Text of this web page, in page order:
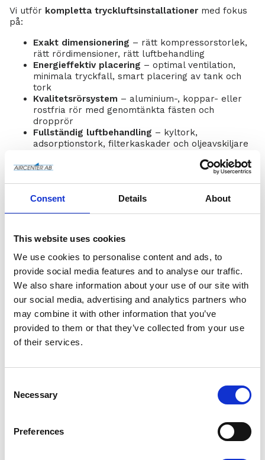
Consent Details About
This website uses cookies
We use cookies to personalise content and ads, to
provide social media features and to analyse our traffic.
We also share information about your use of our site with
our social media, advertising and analytics partners who
may combine it with other information that you’ve
provided to them or that they’ve collected from your use
of their services.
Necessary
Preferences
Vi utför kompletta tryckluftsinstallationer med fokus
på:
Exakt dimensionering – rätt kompressorstorlek,
rätt rördimensioner, rätt luftbehandling
Energieffektiv placering – optimal ventilation,
minimala tryckfall, smart placering av tank och
tork
Kvalitetsrörsystem – aluminium-, koppar- eller
rostfria rör med genomtänkta fästen och
dropprör
Fullständig luftbehandling – kyltork,
adsorptionstork, filterkaskader och oljeavskiljare
Säker el- och styrsystem
dimensionerad matning, varvtalsstyrning (VSD) och
Kondensathantering– olje/vatten-separering
enligt gällande miljökrav
gånger om:
Upp till20–35 % lägre energiförbrukningjämfört
med en dåligt installerad anläggning
Drastiskt färre driftstopp och akuta
serviceärenden
Längre livslängdpå både kompressor och
efterbehandlingsutrustning
Bättre verktygs- och maskinprestanda –
konstant tryck och ren luft ger högre produktivitet
försäkring, revision och försäljning av verksamhet
Från liten verkstad till stor industri – vi anpassar oss
efter dig
En ny 7,5–15 kW skruvkompressor med tank och
Ett helt nytt ringledningssystem i en medelstor